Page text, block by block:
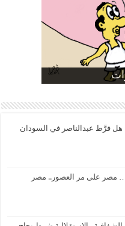
مصر
هل فرَّط عبدالناصر في السودان
مصر على مر العصور.. مصر